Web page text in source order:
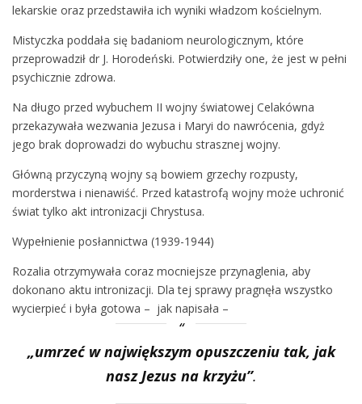
lekarskie oraz przedstawiła ich wyniki władzom kościelnym.
Mistyczka poddała się badaniom neurologicznym, które
przeprowadził dr J. Horodeński. Potwierdziły one, że jest w pełni
psychicznie zdrowa.
Na długo przed wybuchem II wojny światowej Celakówna
przekazywała wezwania Jezusa i Maryi do nawrócenia, gdyż
jego brak doprowadzi do wybuchu strasznej wojny.
Główną przyczyną wojny są bowiem grzechy rozpusty,
morderstwa i nienawiść. Przed katastrofą wojny może uchronić
świat tylko akt intronizacji Chrystusa.
Wypełnienie posłannictwa (1939-1944)
Rozalia otrzymywała coraz mocniejsze przynaglenia, aby
dokonano aktu intronizacji. Dla tej sprawy pragnęła wszystko
wycierpieć i była gotowa – jak napisała –
„umrzeć w największym opuszczeniu tak, jak
nasz Jezus na krzyżu”.